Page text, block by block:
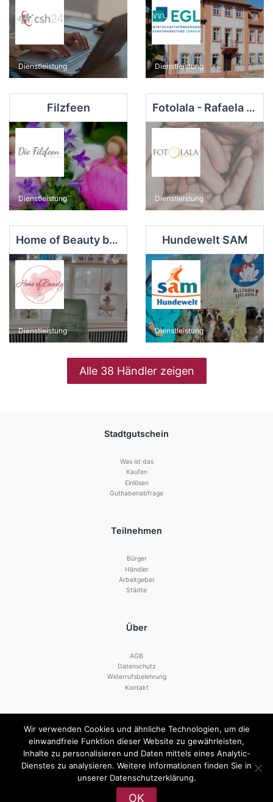
Dienstleistung Dienstleistung
Filzfeen
Dienstleistung
Fotolala - Rafaela Golda e Silva Kinderfotografie Schwangerschaft Neugeborene Cakesmash Lorsch
Dienstleistung
Home of Beauty by Julia Diehl
Dienstleistung
Hundewelt SAM
Dienstleistung
Alle 38 Händler zeigen
Stadtgutschein
Was ist das
Kaufen
Einlösen
Guthabenabfrage
Teilnehmen
Bürger
Händler
Arbeitgeber
Städte
Über
AGB
Datenschutz
Widerrufsbelehrung
Kontakt
Zahlen mit
Wir verwenden Cookies und ähnliche Technologien, um die
einwandfreie Funktion dieser Website zu gewährleisten,
Inhalte zu personalisieren und Daten mittels eines Analytic-
Dienstes zu analysieren. Weitere Informationen finden Sie in
unserer Datenschutzerklärung.
OK